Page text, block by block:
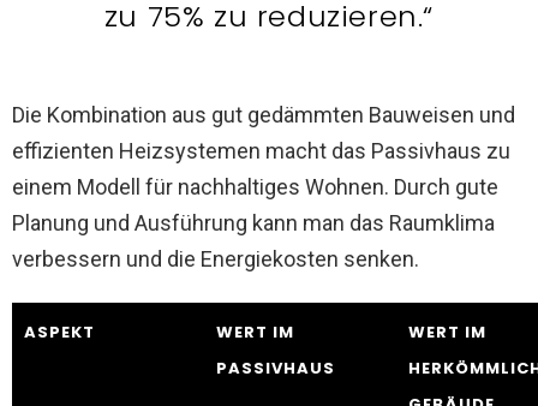
zu 75% zu reduzieren.“
Die Kombination aus gut gedämmten Bauweisen und
effizienten Heizsystemen macht das Passivhaus zu
einem Modell für nachhaltiges Wohnen. Durch gute
Planung und Ausführung kann man das Raumklima
verbessern und die Energiekosten senken.
ASPEKT
WERT IM
PASSIVHAUS
WERT IM